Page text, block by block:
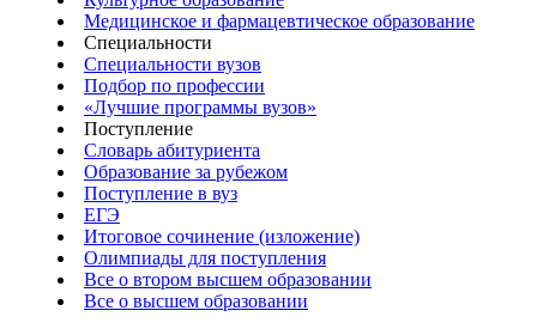
Медицинское и фармацевтическое образование
Специальности
Специальности вузов
Подбор по профессии
«Лучшие программы вузов»
Поступление
Словарь абитуриента
Образование за рубежом
Поступление в вуз
ЕГЭ
Итоговое сочинение (изложение)
Олимпиады для поступления
Все о втором высшем образовании
Все о высшем образовании